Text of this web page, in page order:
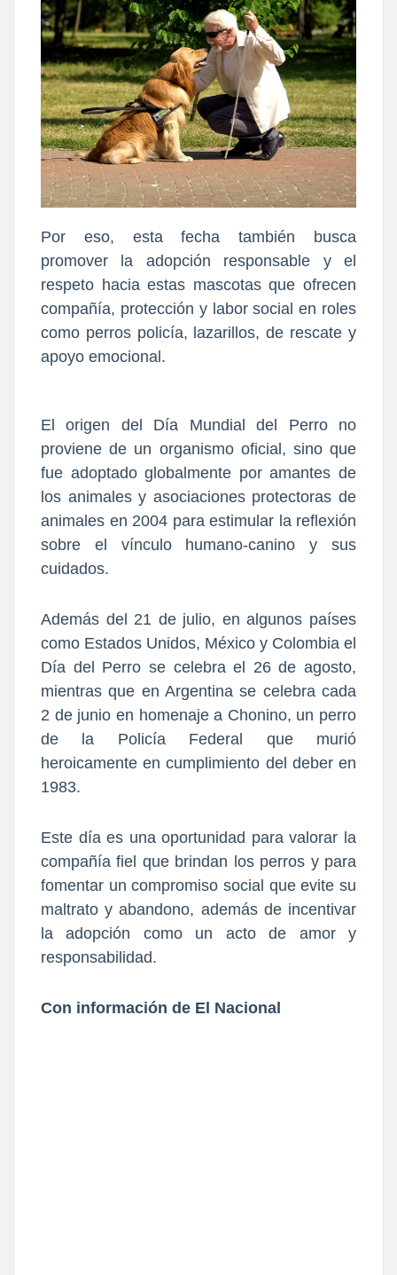
Por eso,
esta fecha también busca
promover la adopción responsable y el
respeto hacia estas mascotas que ofrecen
compañía, protección y labor social en roles
como perros policía, lazarillos, de rescate y
apoyo emocional.
El origen del Día Mundial del Perro no
proviene de un organismo oficial, sino que
fue adoptado globalmente por amantes de
los animales y asociaciones protectoras de
animales en 2004 para estimular la reflexión
sobre el vínculo humano-canino y sus
cuidados.
Además del 21 de julio, en algunos países
como Estados Unidos, México y Colombia el
Día del Perro se celebra el 26 de agosto,
mientras que en Argentina se celebra cada
2 de junio en homenaje a Chonino, un perro
de la Policía Federal que murió
heroicamente en cumplimiento del deber en
1983.
Este día es una oportunidad para valorar la
compañía fiel que brindan los perros y para
fomentar un compromiso social que evite su
maltrato y abandono, además de incentivar
la adopción como un acto de amor y
responsabilidad.
Con información de El Nacional